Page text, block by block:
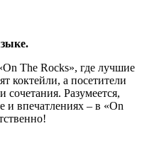
The Rocks», где лучшие
коктейли, а посетители
Разумеется,
и впечатлениях – в «On